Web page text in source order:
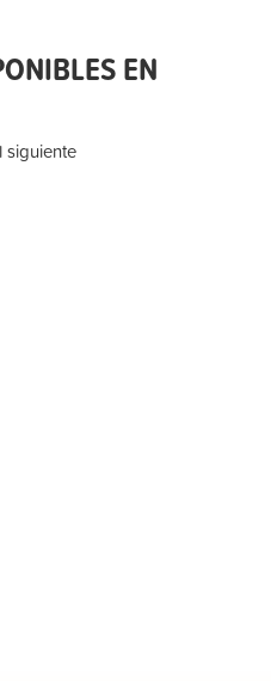
EN
siguiente